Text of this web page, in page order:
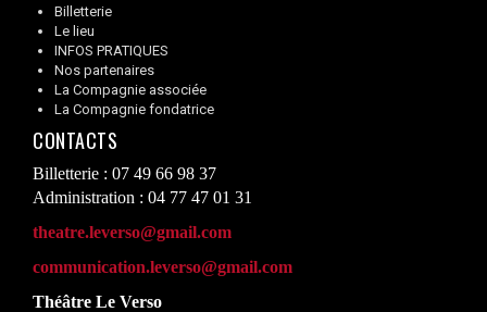
Billetterie
Le lieu
INFOS PRATIQUES
Nos partenaires
La Compagnie associée
La Compagnie fondatrice
CONTACTS
Billetterie : 07 49 66 98 37
Administration : 04 77 47 01 31
theatre.leverso@gmail.com
communication.leverso@gmail.com
Théâtre Le Verso